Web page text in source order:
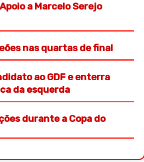
a Marcelo Serejo
nas quartas de final
ao GDF e enterra
da esquerda
durante a Copa do